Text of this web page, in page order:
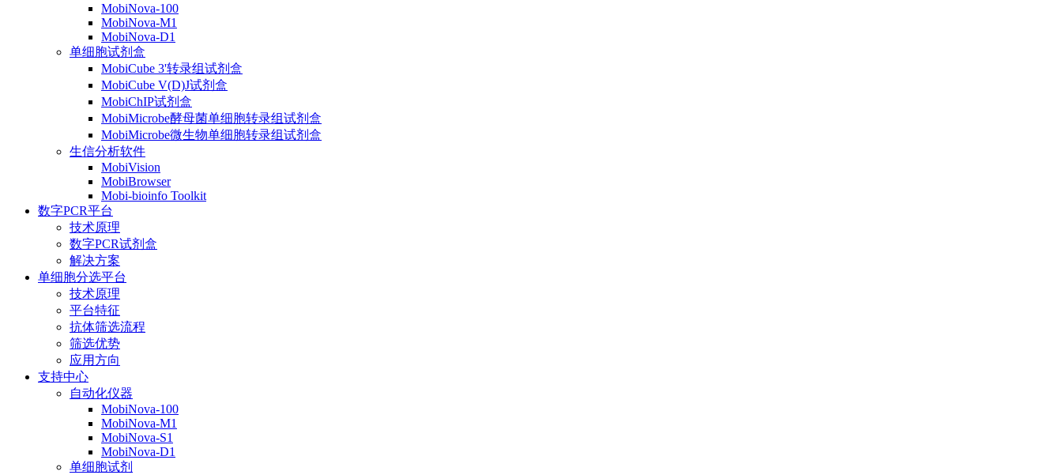
MobiNova-100
MobiNova-M1
MobiNova-D1
单细胞试剂盒
MobiCube 3'转录组试剂盒
MobiCube V(D)J试剂盒
MobiChIP试剂盒
MobiMicrobe酵母菌单细胞转录组试剂盒
MobiMicrobe微生物单细胞转录组试剂盒
生信分析软件
MobiVision
MobiBrowser
Mobi-bioinfo Toolkit
数字PCR平台
技术原理
数字PCR试剂盒
解决方案
单细胞分选平台
技术原理
平台特征
抗体筛选流程
筛选优势
应用方向
支持中心
自动化仪器
MobiNova-100
MobiNova-M1
MobiNova-S1
MobiNova-D1
单细胞试剂